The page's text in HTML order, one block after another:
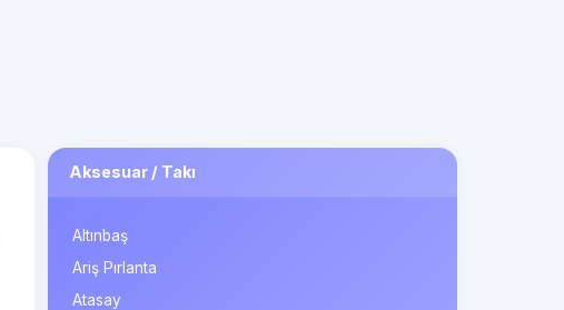
Aksesuar / Takı
​Altınbaş
Ariş Pırlanta
Atasay